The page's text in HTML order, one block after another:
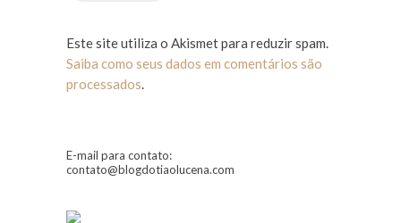
Este site utiliza o Akismet para reduzir spam.
Saiba como seus dados em comentários são
processados.
E-mail para contato:
contato@blogdotiaolucena.com